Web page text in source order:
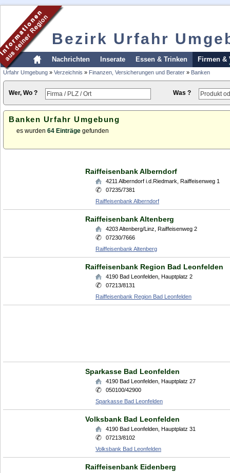
Bezirk Urfahr
Nachrichten Inserate Essen & Trinken Firmen &
Urfahr Umgebung » Verzeichnis » Finanzen, Versicherungen und Berater » Banken
Wer, Wo ? Was ?
Banken Urfahr Umgebung
es wurden 64 Einträge gefunden
Raiffeisenbank Alberndorf
4211 Alberndorf i.d.Riedmark Raiffeisenweg 1
07235/7381
Raiffeisenbank Alberndorf
Raiffeisenbank Altenberg
4203Altenberg/Linz Raiffeisenweg 2
07230/7666
Raiffeisenbank Altenberg
Raiffeisenbank Region Bad Leonfelden
4190 Bad Leonfelden Hauptplatz 2
07213/8131
Raiffeisenbank Region Bad Leonfelden
Sparkasse Bad Leonfelden
4190 Bad Leonfelden Hauptplatz 27
050100/42900
Sparkasse Bad Leonfelden
Volksbank Bad Leonfelden
4190 Bad Leonfelden Hauptplatz 31
07213/8102
Volksbank Bad Leonfelden
Raiffeisenbank Eidenberg